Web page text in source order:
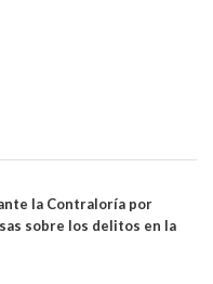
la Contraloría por
sobre los delitos en la